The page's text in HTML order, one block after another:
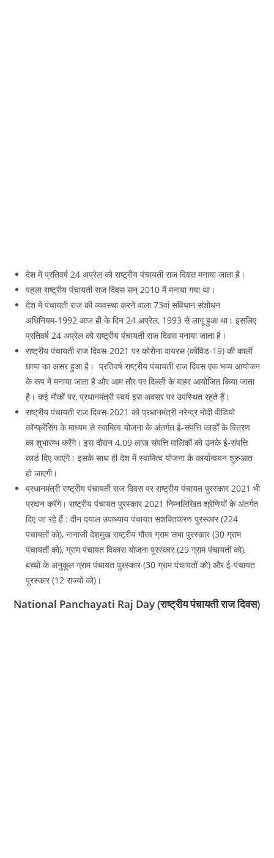
देश में प्रतिवर्ष 24 अप्रेल को राष्ट्रीय पंचायती राज दिवस मनाया जाता है।
पहला राष्ट्रीय पंचायती राज दिवस सन् 2010 में मनाया गया था।
देश में पंचायती राज की व्यवस्था करने वाला 73वां संविधान संशोधन
अधिनियम-1992 आज ही के दिन 24 अप्रेल, 1993 से लागू हुआ था। इसलिए
प्रतिवर्ष 24 अप्रेल को राष्ट्रीय पंचायती राज दिवस मनाया जाता है।
राष्ट्रीय पंचायती राज दिवस-2021 पर कोरोना वायरस (कोविड-19) की काली
छाया का असर हुआ है। प्रतिवर्ष राष्ट्रीय पंचायती राज दिवस एक भव्य आयोजन
के रूप में मनाया जाता है और आम तौर पर दिल्ली के बाहर आयोजित किया जाता
है। कई मौकों पर, प्रधानमंत्री स्वयं इस अवसर पर उपस्थित रहते हैं।
राष्ट्रीय पंचायती राज दिवस-2021 को प्रधानमंत्री नरेन्द्र मोदी वीडियो
कॉन्फ्रेंसिंग के माध्यम से स्वामित्व योजना के अंतर्गत ई-संपत्ति कार्डों के वितरण
का शुभारम्भ करेंगे। इस दौरान 4.09 लाख संपत्ति मालिकों को उनके ई-संपत्ति
कार्ड दिए जाएंगे। इसके साथ ही देश में स्वामित्व योजना के कार्यान्वयन शुरुआत
हो जाएगी।
प्रधानमंत्री राष्ट्रीय पंचायती राज दिवस पर राष्ट्रीय पंचायत पुरस्कार 2021 भी
प्रदान करेंगे। राष्ट्रीय पंचायत पुरस्कार 2021 निम्नलिखित श्रेणियों के अंतर्गत
दिए जा रहे हैं : दीन दयाल उपाध्याय पंचायत सशक्तिकरण पुरस्कार (224
पंचायतों को), नानाजी देशमुख राष्ट्रीय गौरव ग्राम सभा पुरस्कार (30 ग्राम
पंचायतों को), ग्राम पंचायत विकास योजना पुरस्कार (29 ग्राम पंचायतों को),
बच्चों के अनुकूल ग्राम पंचायत पुरस्कार (30 ग्राम पंचायतों को) और ई-पंचायत
पुरस्कार (12 राज्यों को)।
National Panchayati Raj Day (राष्ट्रीय पंचायती राज दिवस)